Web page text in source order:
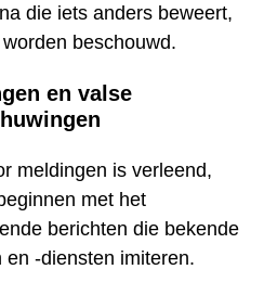
die iets anders beweert,
beschouwd.
en valse
meldingen is verleend,
met het
berichten die bekende
-diensten imiteren.